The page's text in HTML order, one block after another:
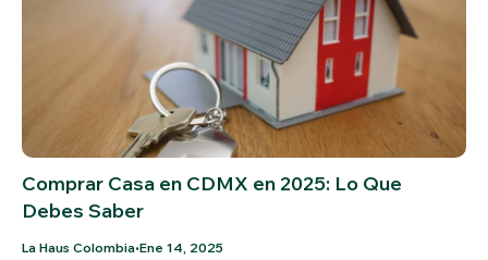
Comprar Casa en CDMX en 2025: Lo Que
Debes Saber
La Haus Colombia•Ene 14, 2025